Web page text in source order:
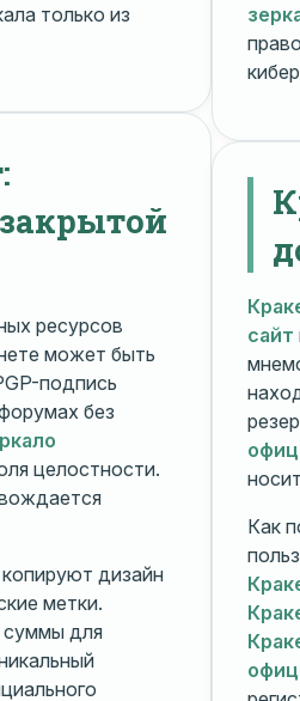
только из
ресурсов
может быть
подпись
без
целостности.
дизайн
метки.
суммы для
сайт
Как